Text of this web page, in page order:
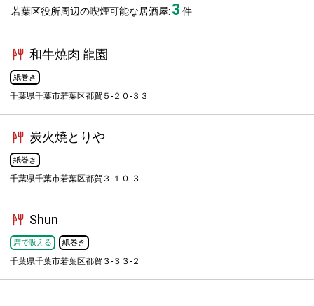
若葉区役所周辺の喫煙可能な居酒屋: 3 件
和牛焼肉 龍園
紙巻き
千葉県千葉市若葉区都賀５-２０-３３
炭火焼とりや
紙巻き
千葉県千葉市若葉区都賀３-１０-３
Shun
席で吸える 紙巻き
千葉県千葉市若葉区都賀３-３３-２